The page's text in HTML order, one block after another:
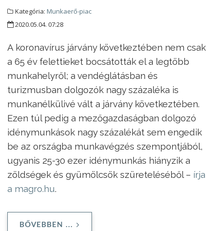
Kategória: Munkaerő-piac
2020.05.04. 07:28
A koronavírus járvány következtében nem csak
a 65 év felettieket bocsátották el a legtöbb
munkahelyről; a vendéglátásban és
turizmusban dolgozók nagy százaléka is
munkanélkülivé vált a járvány következtében.
Ezen túl pedig a mezőgazdaságban dolgozó
idénymunkások nagy százalékát sem engedik
be az országba munkavégzés szempontjából,
ugyanis 25-30 ezer idénymunkás hiányzik a
zöldségek és gyümölcsök szüreteléséből – írja
a magro.hu.
BŐVEBBEN ...